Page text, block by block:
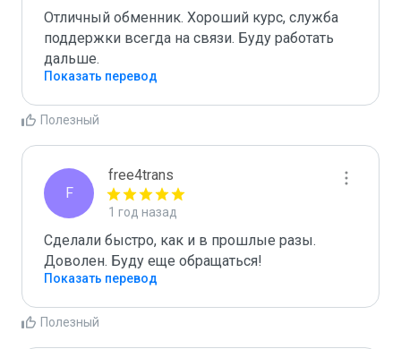
Отличный обменник. Хороший курс, служба
поддержки всегда на связи. Буду работать
дальше.
Показать перевод
Полезный
F
free4trans
1 год назад
Сделали быстро, как и в прошлые разы.
Доволен. Буду еще обращаться!
Показать перевод
Полезный